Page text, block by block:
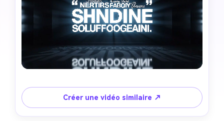
Créer une vidéo similaire ↗